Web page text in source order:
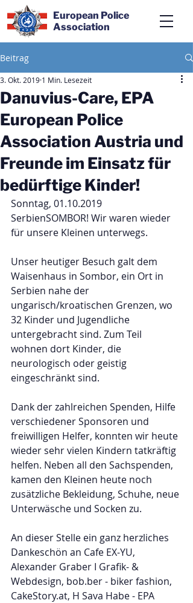
European Police
Association
Beitrag
Danuvius-Care, EPA
European Police
Association Austria und
Freunde im Einsatz für
bedürftige Kinder!
3. Okt. 2019 1 Min. Lesezeit
Sonntag, 01.10.2019
SerbienSOMBOR! Wir waren wieder
für unsere Kleinen unterwegs.
Unser heutiger Besuch galt dem
Waisenhaus in Sombor, ein Ort in
Serbien nahe der
ungarisch/kroatischen Grenzen, wo
32 Kinder und Jugendliche
untergebracht sind. Zum Teil
wohnen dort Kinder, die
neurologisch oder geistig
eingeschränkt sind.
Dank der zahlreichen Spenden, Hilfe
verschiedener Sponsoren und
freiwilligen Helfer, konnten wir heute
wieder sehr vielen Kindern tatkräftig
helfen. Neben all den Sachspenden,
kamen den Kleinen heute noch
zusätzliche Bekleidung, Schuhe, neue
Unterwäsche und Socken zu.
An dieser Stelle ein ganz herzliches
Dankeschön an Cafe EX-YU,
Alexander Graber I Grafik- &
Webdesign, bob.ber - biker fashion,
CakeStory.at, H Sava Habe - EPA